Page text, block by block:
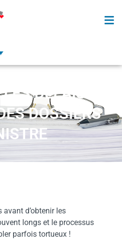
DÉLAIS DE
DOSSIERS
d’obtenir les
longs et le processus
parfois tortueux !